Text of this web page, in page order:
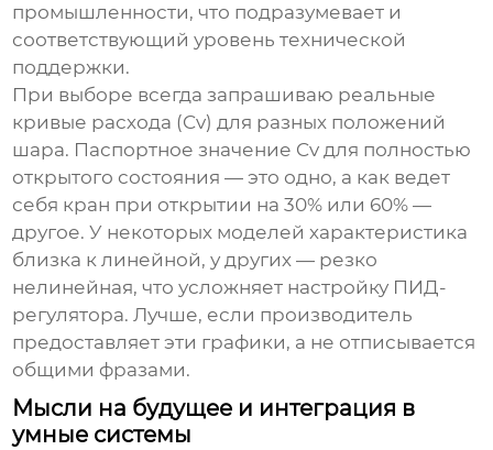
промышленности, что подразумевает и
соответствующий уровень технической
поддержки.
При выборе всегда запрашиваю реальные
кривые расхода (Cv) для разных положений
шара. Паспортное значение Cv для полностью
открытого состояния — это одно, а как ведет
себя кран при открытии на 30% или 60% —
другое. У некоторых моделей характеристика
близка к линейной, у других — резко
нелинейная, что усложняет настройку ПИД-
регулятора. Лучше, если производитель
предоставляет эти графики, а не отписывается
общими фразами.
Мысли на будущее и интеграция в
умные системы